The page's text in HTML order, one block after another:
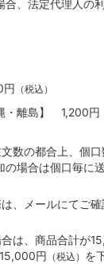
合、法定代理人の
円 （税込）
・離島】 1,200円
数の都合上、個
の場合は個口毎に
、メールにてご
は、商品合計が
円 （税込） を